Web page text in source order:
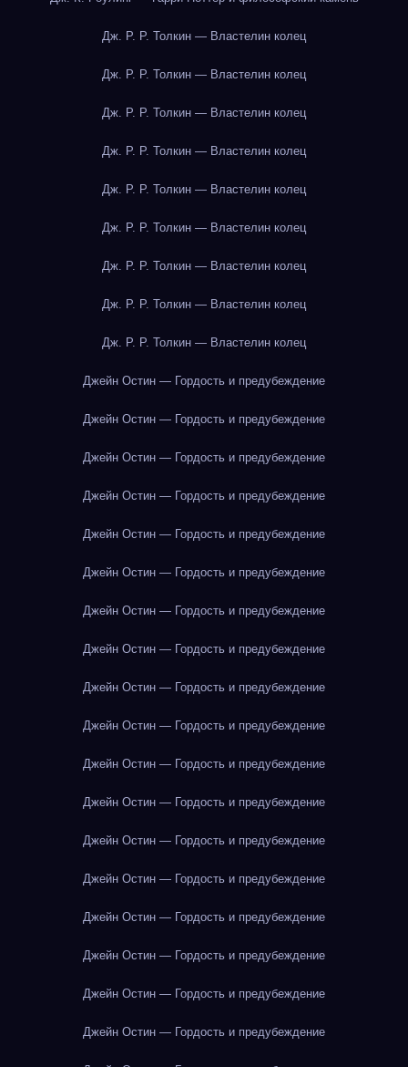
Дж. Р. Р. Толкин — Властелин колец
Дж. Р. Р. Толкин — Властелин колец
Дж. Р. Р. Толкин — Властелин колец
Дж. Р. Р. Толкин — Властелин колец
Дж. Р. Р. Толкин — Властелин колец
Дж. Р. Р. Толкин — Властелин колец
Дж. Р. Р. Толкин — Властелин колец
Дж. Р. Р. Толкин — Властелин колец
Дж. Р. Р. Толкин — Властелин колец
Джейн Остин — Гордость и предубеждение
Джейн Остин — Гордость и предубеждение
Джейн Остин — Гордость и предубеждение
Джейн Остин — Гордость и предубеждение
Джейн Остин — Гордость и предубеждение
Джейн Остин — Гордость и предубеждение
Джейн Остин — Гордость и предубеждение
Джейн Остин — Гордость и предубеждение
Джейн Остин — Гордость и предубеждение
Джейн Остин — Гордость и предубеждение
Джейн Остин — Гордость и предубеждение
Джейн Остин — Гордость и предубеждение
Джейн Остин — Гордость и предубеждение
Джейн Остин — Гордость и предубеждение
Джейн Остин — Гордость и предубеждение
Джейн Остин — Гордость и предубеждение
Джейн Остин — Гордость и предубеждение
Джейн Остин — Гордость и предубеждение